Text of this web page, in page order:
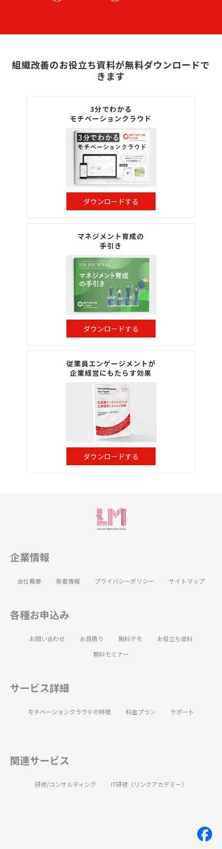
組織改善のお役立ち資料が無料ダウンロードで
きます
3分でわかる
モチベーションクラウド
ダウンロードする
マネジメント育成の
手引き
ダウンロードする
従業員エンゲージメントが
企業経営にもたらす効果
ダウンロードする
企業情報
会社概要 新着情報 プライバシーポリシー サイトマップ
各種お申込み
お問い合わせ お見積り 無料デモ
お役立ち資料
無料セミナー
サービス詳細
モチベーションクラウドの特徴 料金プラン サポート
関連サービス
研修/コンサルティング IT研修（リンクアカデミー）